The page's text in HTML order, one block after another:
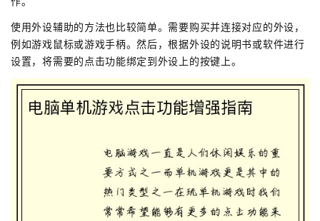
使用外设辅助的方法也比较简单。需要购买并连接对应的外设，
例如游戏鼠标或游戏手柄。然后，根据外设的说明书或软件进行
设置，将需要的点击功能绑定到外设上的按键上。